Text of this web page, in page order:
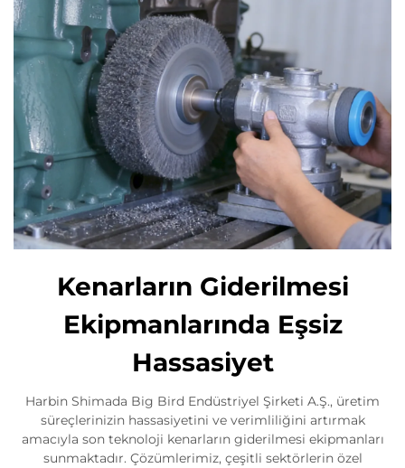
Kenarların Giderilmesi
Ekipmanlarında Eşsiz
Hassasiyet
Harbin Shimada Big Bird Endüstriyel Şirketi A.Ş., üretim
süreçlerinizin hassasiyetini ve verimliliğini artırmak
amacıyla son teknoloji kenarların giderilmesi ekipmanları
sunmaktadır. Çözümlerimiz, çeşitli sektörlerin özel